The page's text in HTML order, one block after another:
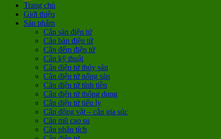
Trang chủ
Giới thiệu
Sản phẩm
Cân sàn điện tử
Cân bàn điện tử
Cân đếm điện tử
Cân kỹ thuật
Cân điện tử thủy sản
Cân điện tử nông sản
Cân điện tử tính tiền
Cân điện tử thông dụng
Cân điện tử tiểu ly
Cân động vật – cân gia súc
Cân mũ cao su
Cân phân tích